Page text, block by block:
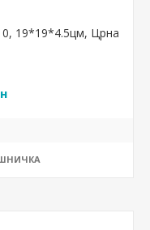
19*19*4.5цм, Црна